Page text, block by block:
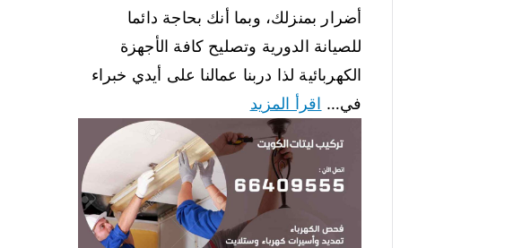
أضرار بمنزلك، وبما أنك بحاجة دائما
للصيانة الدورية وتصليح كافة الأجهزة
الكهربائية لذا دربنا عمالنا على أيدي خبراء
في… اقرأ المزيد